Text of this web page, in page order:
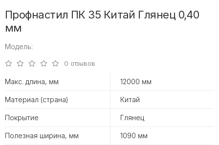
Профнастил ПК 35 Китай Глянец 0,40
мм
Модель:
0 отзывов
Макс. длина, мм 12000 мм
Материал (страна) Китай
Покрытие Глянец
Полезная ширина, мм 1090 мм